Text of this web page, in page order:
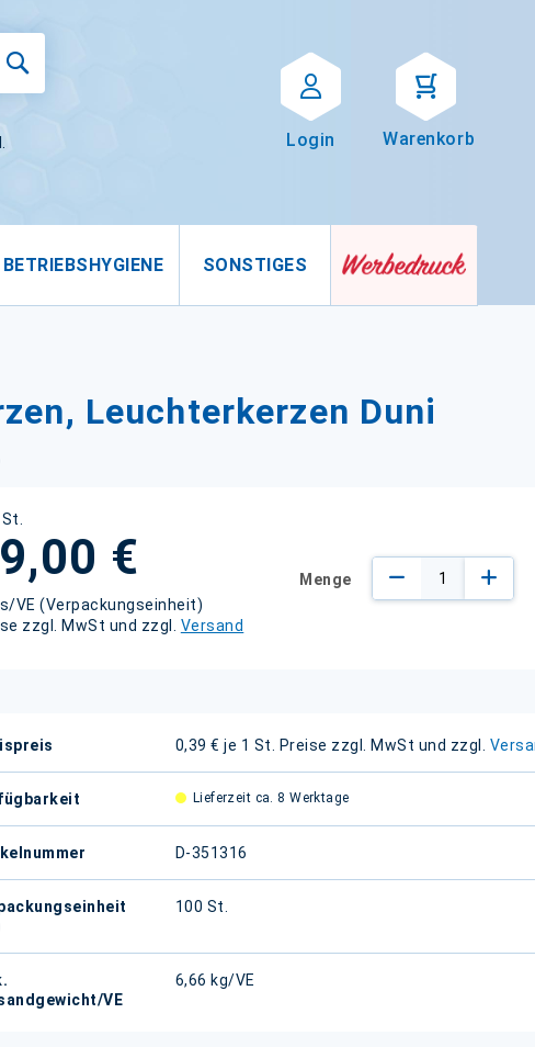
Login Warenkorb
BETRIEBSHYGIENE SONSTIGES
Leuchterkerzen Duni
€
VE (Verpackungseinheit)
zzgl. MwSt und zzgl. Versand
Menge
0,39 € je 1 St. Preise zzgl. MwSt und zzgl.
Lieferzeit ca. 8 Werktage
D-351316
100 St.
VE
6,66 kg/VE